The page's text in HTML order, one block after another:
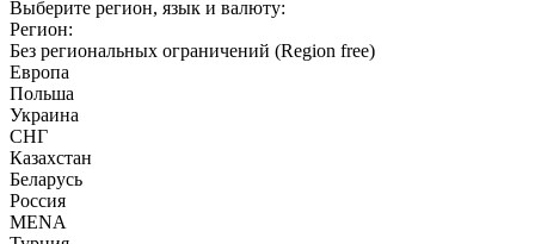
Выберите регион, язык и валюту:
Регион:
Без региональных ограничений (Region free)
Европа
Польша
Украина
СНГ
Казахстан
Беларусь
Россия
MENA